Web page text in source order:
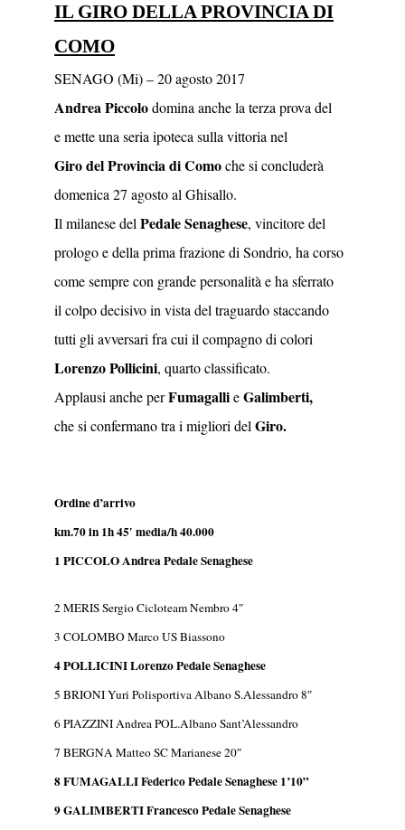
IL GIRO DELLA PROVINCIA DI
COMO
SENAGO (Mi) – 20 agosto 2017
Andrea Piccolodomina anche la terza prova del
e mette una seria ipoteca sulla vittoria nel
Giro del Provincia di Comoche si concluderà
domenica 27 agosto al Ghisallo.
Il milanese delPedale Senaghese, vincitore del
prologo e della prima frazione di Sondrio, ha corso
come sempre con grande personalità e ha sferrato
il colpo decisivo in vista del traguardo staccando
tutti gli avversari fra cui il compagno di colori
Lorenzo Pollicini, quarto classificato.
Applausi anche perFumagallieGalimberti,
che si confermano tra i migliori delGiro.
Ordine d’arrivo
km.70 in 1h 45′ media/h 40.000
1 PICCOLO Andrea Pedale Senaghese
2 MERIS Sergio Cicloteam Nembro 4″
3 COLOMBO Marco US Biassono
4 POLLICINI Lorenzo Pedale Senaghese
5 BRIONI Yuri Polisportiva Albano S.Alessandro 8″
6 PIAZZINI Andrea POL.Albano Sant’Alessandro
7 BERGNA Matteo SC Marianese 20″
8 FUMAGALLI Federico Pedale Senaghese 1’10”
9 GALIMBERTI Francesco Pedale Senaghese